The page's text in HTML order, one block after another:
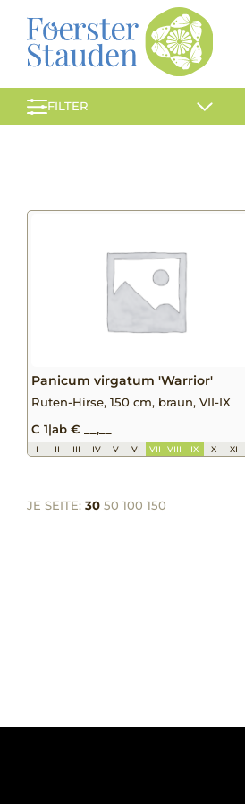
FILTER
Panicum virgatum 'Warrior'
Ruten-Hirse, 150 cm, braun, VII-IX
C 1|ab € __,__
I II III IV V VI VII VIII IX X XI
JE SEITE: 30 50 100 150